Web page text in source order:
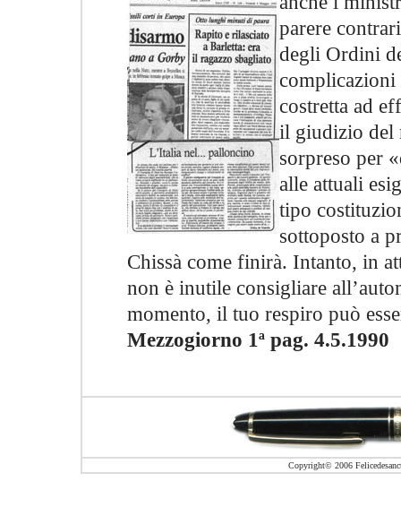
parere
degli Ordini
complicazioni
costretta ad
il giudizio del
sorpreso per
alle attuali
tipo
sottoposto a
Chissà come finirà. Intanto, in
non è inutile consigliare
momento, il tuo respiro può
Mezzogiorno 1ª pag. 4.5.1990
Copyright© 2006